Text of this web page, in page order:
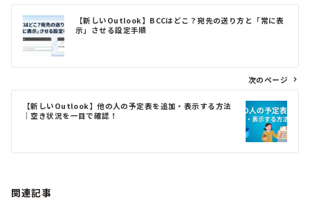
ゲ
ー
【新しいOutlook】BCCはどこ？宛先の送り方と「常に表
示」させる設定手順
次のページ
【新しいOutlook】他の人の予定表を追加・表示する方法
｜空き状況を一目で確認！
関連記事